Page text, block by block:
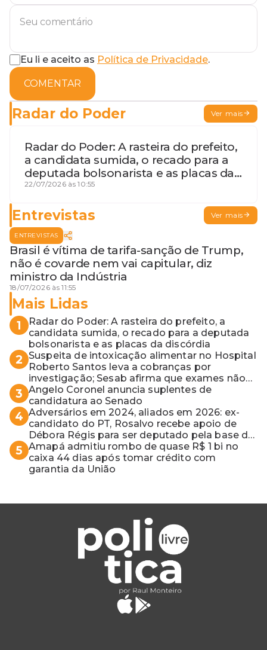
Eu li e aceito as Política de Privacidade.
COMENTAR
Radar do Poder Ver mais
Radar do Poder: A rasteira do prefeito,
a candidata sumida, o recado para a
deputada bolsonarista e as placas da
discórdia
22/07/2026 às 10:55
Entrevistas Ver mais
ENTREVISTAS
Brasil é vítima de tarifa-sanção de Trump,
não é covarde nem vai capitular, diz
ministro da Indústria
18/07/2026 às 11:55
Mais Lidas
1
Radar do Poder: A rasteira do prefeito, a
candidata sumida, o recado para a deputada
bolsonarista e as placas da discórdia
2
Suspeita de intoxicação alimentar no Hospital
Roberto Santos leva a cobranças por
investigação; Sesab afirma que exames não
apontaram contaminação
3 Angelo Coronel anuncia suplentes de
candidatura ao Senado
4 Adversários em 2024, aliados em 2026: ex-
candidato do PT, Rosalvo recebe apoio de
Débora Régis para ser deputado pela base de
ACM Neto
5 Amapá admitiu rombo de quase R$ 1 bi no
caixa 44 dias após tomar crédito com
garantia da União